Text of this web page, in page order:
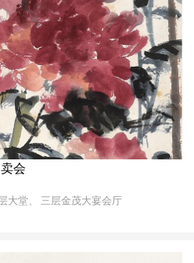
会
大堂、 三层金茂大宴会厅